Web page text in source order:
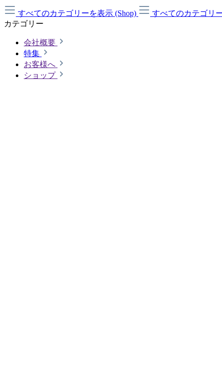
すべてのカテゴリーを表示 (Shop)
すべてのカテゴリ
カテゴリー
会社概要
特集
お客様へ
ショップ